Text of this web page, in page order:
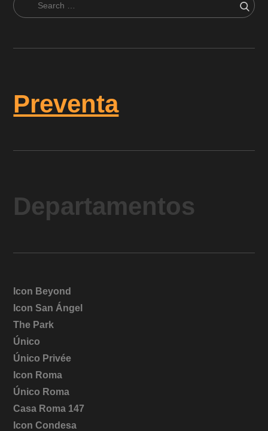
for:
Preventa
Departamentos
Icon Beyond
Icon San Ángel
The Park
Único
Único Privée
Icon Roma
Único Roma
Casa Roma 147
Icon Condesa